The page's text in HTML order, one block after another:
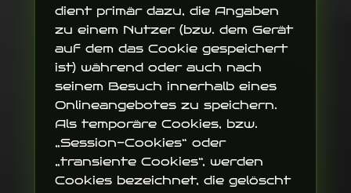
dient primär dazu, die Angaben
zu einem Nutzer (bzw. dem Gerät
auf dem das Cookie gespeichert
ist) während oder auch nach
seinem Besuch innerhalb eines
Onlineangebotes zu speichern.
Als temporäre Cookies, bzw.
„Session-Cookies“ oder
„transiente Cookies“, werden
Cookies bezeichnet, die gelöscht